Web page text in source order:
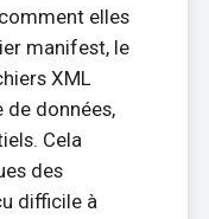
elles
manifest, le
XML
de données,
Cela
des
difficile à